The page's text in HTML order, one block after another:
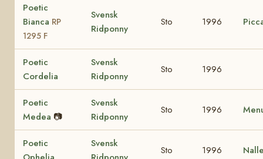
Poetic
Bianca RP
1295 F
Svensk
Ridponny
Sto 1996
Poetic
Cordelia
Svensk
Ridponny
Sto 1996
Poetic
Medea 📷
Svensk
Ridponny
Sto 1996
Poetic
Svensk
Sto 1996